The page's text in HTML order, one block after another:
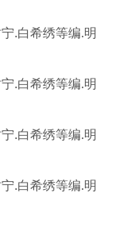
.白希绣等编.明
.白希绣等编.明
.白希绣等编.明
.白希绣等编.明